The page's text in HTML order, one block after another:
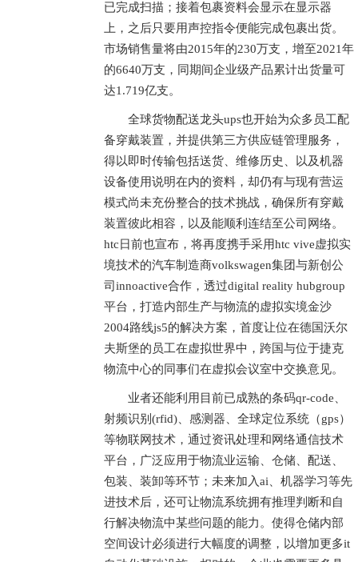
已完成扫描；接着包裹资料会显示在显示器
上，之后只要用声控指令便能完成包裹出货。
市场销售量将由2015年的230万支，增至2021年
的6640万支，同期间企业级产品累计出货量可
达1.719亿支。
全球货物配送龙头ups也开始为众多员工配
备穿戴装置，并提供第三方供应链管理服务，
得以即时传输包括送货、维修历史、以及机器
设备使用说明在内的资料，却仍有与现有营运
模式尚未充份整合的技术挑战，确保所有穿戴
装置彼此相容，以及能顺利连结至公司网络。
htc日前也宣布，将再度携手采用htc vive虚拟实
境技术的汽车制造商volkswagen集团与新创公
司innoactive合作，透过digital reality hubgroup
平台，打造内部生产与物流的虚拟实境金沙
2004路线js5的解决方案，首度让位在德国沃尔
夫斯堡的员工在虚拟世界中，跨国与位于捷克
物流中心的同事们在虚拟会议室中交换意见。
业者还能利用目前已成熟的条码qr-code、
射频识别(rfid)、感测器、全球定位系统（gps）
等物联网技术，通过资讯处理和网络通信技术
平台，广泛应用于物流业运输、仓储、配送、
包装、装卸等环节；未来加入ai、机器学习等先
进技术后，还可让物流系统拥有推理判断和自
行解决物流中某些问题的能力。使得仓储内部
空间设计必须进行大幅度的调整，以增加更多it